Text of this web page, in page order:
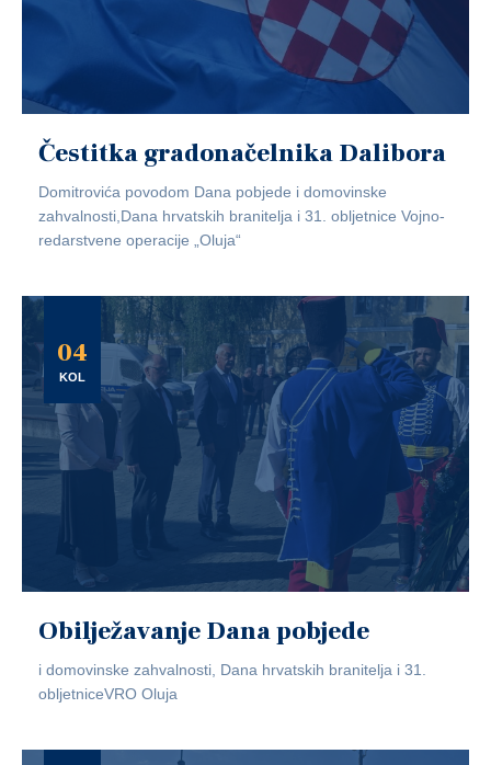
Čestitka gradonačelnika Dalibora
Domitrovića povodom Dana pobjede i domovinske
zahvalnosti,Dana hrvatskih branitelja i 31. obljetnice Vojno-
redarstvene operacije „Oluja“
04
KOL
Obilježavanje Dana pobjede
i domovinske zahvalnosti, Dana hrvatskih branitelja i 31.
obljetniceVRO Oluja